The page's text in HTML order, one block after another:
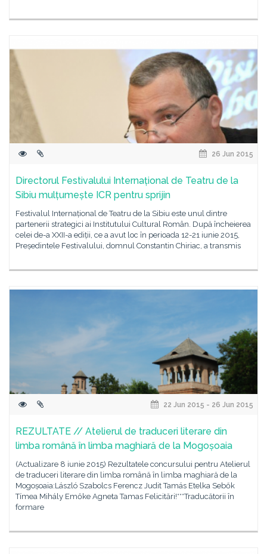
26 Jun 2015
Directorul Festivalului Internațional de Teatru de la
Sibiu mulțumește ICR pentru sprijin
Festivalul Internațional de Teatru de la Sibiu este unul dintre
partenerii strategici ai Institutului Cultural Român. După încheierea
celei de-a XXII-a ediții, ce a avut loc în perioada 12-21 iunie 2015,
Președintele Festivalului, domnul Constantin Chiriac, a transmis
22 Jun 2015 - 26 Jun 2015
REZULTATE // Atelierul de traduceri literare din
limba română în limba maghiară de la Mogoșoaia
(Actualizare 8 iunie 2015) Rezultatele concursului pentru Atelierul
de traduceri literare din limba română în limba maghiară de la
Mogoșoaia:László Szabolcs Ferencz Judit Tamás Etelka Sebők
Tímea Mihály Emőke Agneta Tamas Felicitări!***Traducătorii în
formare